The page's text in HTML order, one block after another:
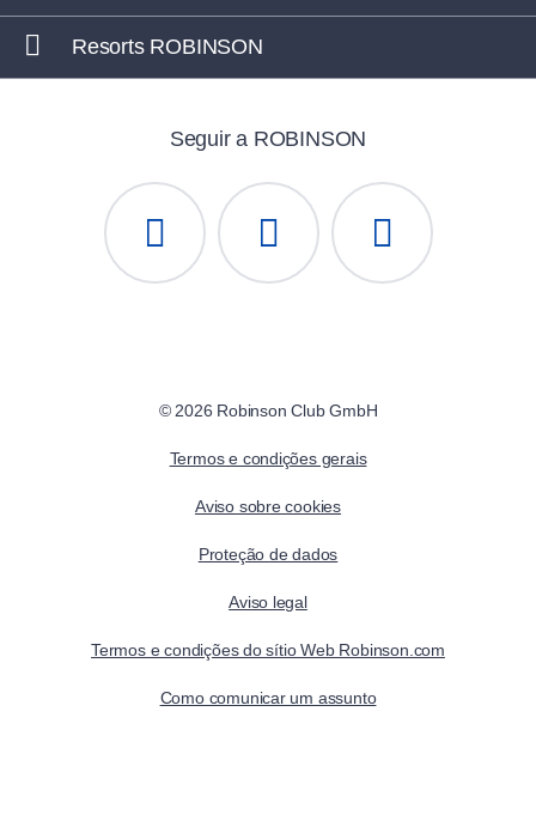
Resorts ROBINSON
Seguir a ROBINSON
© 2026 Robinson Club GmbH
Termos e condições gerais
Aviso sobre cookies
Proteção de dados
Aviso legal
Termos e condições do sítio Web Robinson.com
Como comunicar um assunto